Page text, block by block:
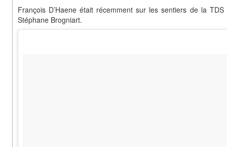
François D’Haene était récemment sur les sentiers de la
Stéphane Brogniart.